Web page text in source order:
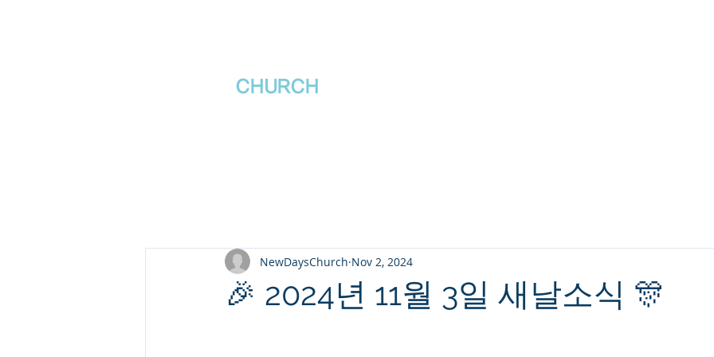
CHURCH
🎉 2024년 11월 3일 새날소식 🎊
NewDaysChurch Nov 2, 2024